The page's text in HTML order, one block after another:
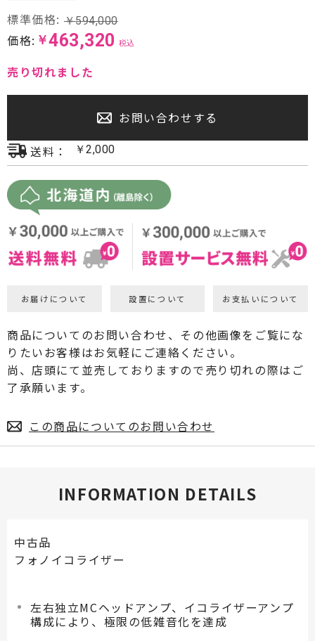
プロジェクター・スクリーン
サウンドバー・アンプ内蔵型スピーカー
センタースピーカー・サブウーファー
標準価格: ￥594,000
価格: ￥463,320 税込
売り切れました
お問い合わせする
送料：
￥2,000
お届けについて 設置について お支払いについて
商品についてのお問い合わせ、その他画像をご覧にな
りたいお客様はお気軽にご連絡ください。
尚、店頭にて並売しておりますので売り切れの際はご
了承願います。
この商品についてのお問い合わせ
INFORMATION DETAILS
中古品
フォノイコライザー
左右独立MCヘッドアンプ、イコライザーアンプ
構成により、極限の低雑音化を達成